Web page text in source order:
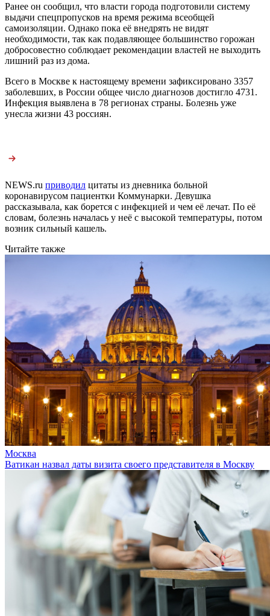
Ранее он сообщил, что власти города подготовили систему
выдачи спецпропусков на время режима всеобщей
самоизоляции. Однако пока её внедрять не видят
необходимости, так как подавляющее большинство горожан
добросовестно соблюдает рекомендации властей не выходить
лишний раз из дома.
Всего в Москве к настоящему времени зафиксировано 3357
заболевших, в России общее число диагнозов достигло 4731.
Инфекция выявлена в 78 регионах страны. Болезнь уже
унесла жизни 43 россиян.
NEWS.ru приводил цитаты из дневника больной
коронавирусом пациентки Коммунарки. Девушка
рассказывала, как борется с инфекцией и чем её лечат. По её
словам, болезнь началась у неё с высокой температуры, потом
возник сильный кашель.
Читайте также
Москва
Ватикан назвал даты визита своего представителя в Москву